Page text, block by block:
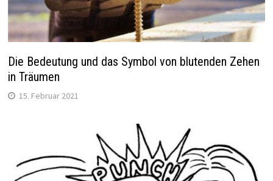
Die Bedeutung und das Symbol von blutenden Zehen
in Träumen
15. Februar 2021